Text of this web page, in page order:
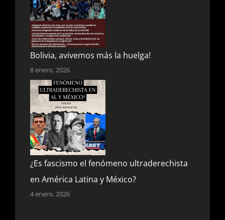
Bolivia, avivemos más la huelga!
8 enero, 2026
¿Es fascismo el fenómeno ultraderechista
en América Latina y México?
4 enero, 2026